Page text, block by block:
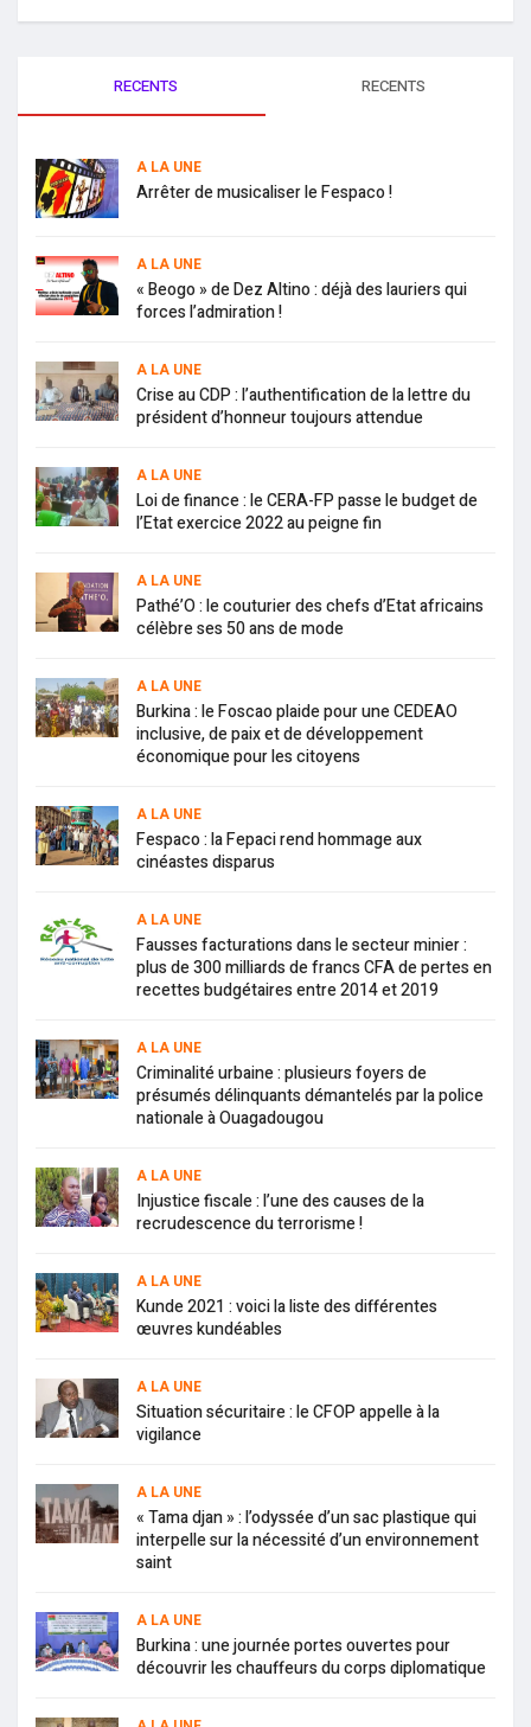
RECENTS RECENTS
A LA UNE
Arrêter de musicaliser le Fespaco !
A LA UNE
« Beogo » de Dez Altino : déjà des lauriers qui
forces l’admiration !
A LA UNE
Crise au CDP : l’authentification de la lettre du
président d’honneur toujours attendue
A LA UNE
Loi de finance : le CERA-FP passe le budget de
l’Etat exercice 2022 au peigne fin
A LA UNE
Pathé’O : le couturier des chefs d’Etat africains
célèbre ses 50 ans de mode
A LA UNE
Burkina : le Foscao plaide pour une CEDEAO
inclusive, de paix et de développement
économique pour les citoyens
A LA UNE
Fespaco : la Fepaci rend hommage aux
cinéastes disparus
A LA UNE
Fausses facturations dans le secteur minier :
plus de 300 milliards de francs CFA de pertes en
recettes budgétaires entre 2014 et 2019
A LA UNE
Criminalité urbaine : plusieurs foyers de
présumés délinquants démantelés par la police
nationale à Ouagadougou
A LA UNE
Injustice fiscale : l’une des causes de la
recrudescence du terrorisme !
A LA UNE
Kunde 2021 : voici la liste des différentes
œuvres kundéables
A LA UNE
Situation sécuritaire : le CFOP appelle à la
vigilance
A LA UNE
« Tama djan » : l’odyssée d’un sac plastique qui
interpelle sur la nécessité d’un environnement
saint
A LA UNE
Burkina : une journée portes ouvertes pour
découvrir les chauffeurs du corps diplomatique